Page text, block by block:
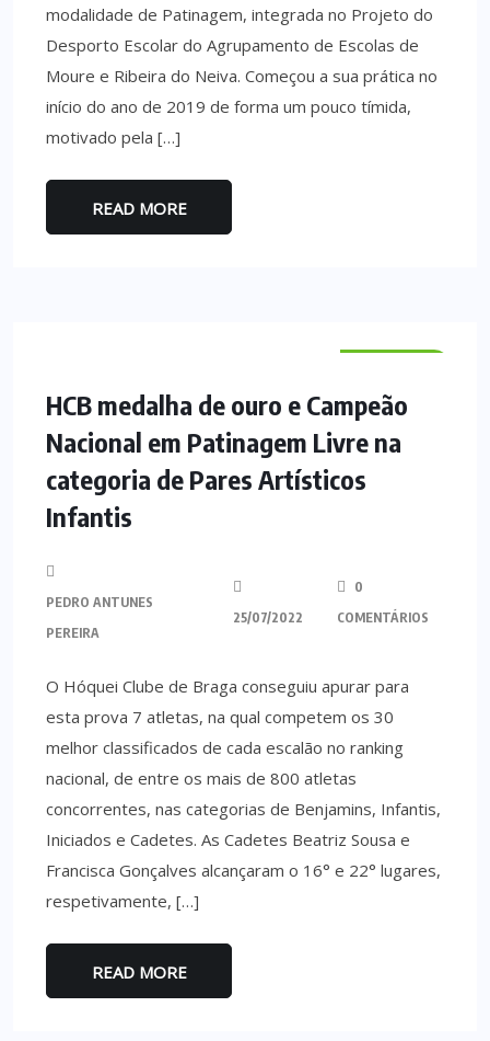
modalidade de Patinagem, integrada no Projeto do
Desporto Escolar do Agrupamento de Escolas de
Moure e Ribeira do Neiva. Começou a sua prática no
início do ano de 2019 de forma um pouco tímida,
motivado pela […]
READ MORE
HCB medalha de ouro e Campeão
Nacional em Patinagem Livre na
categoria de Pares Artísticos
Infantis
PEDRO ANTUNES
PEREIRA
25/07/2022
0
COMENTÁRIOS
O Hóquei Clube de Braga conseguiu apurar para
esta prova 7 atletas, na qual competem os 30
melhor classificados de cada escalão no ranking
nacional, de entre os mais de 800 atletas
concorrentes, nas categorias de Benjamins, Infantis,
Iniciados e Cadetes. As Cadetes Beatriz Sousa e
Francisca Gonçalves alcançaram o 16° e 22° lugares,
respetivamente, […]
READ MORE